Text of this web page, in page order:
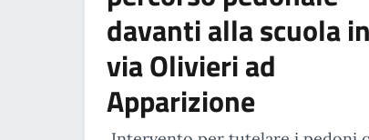
davanti alla scuola in
via Olivieri ad
Apparizione